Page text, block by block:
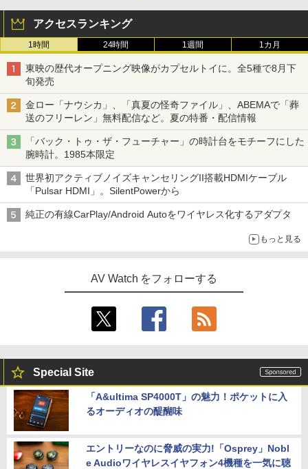
アクセスランキング
1時間 24時間 1週間 1カ月
東映の歴代オープニング映像がカプセルトイに。全5種で8月下
旬発売
金ロー「ナウシカ」、「真夏の怪奇ファイル」、ABEMAで「葬
送のフリーレン」無料配信など。夏の特番・配信情報
「バック・トゥ・ザ・フューチャー」の時計台をモチーフにした
腕時計。1985本限定
世界初アクティブノイズキャンセリングII搭載HDMIケーブル
「Pulsar HDMI」。SilentPowerから
純正の有線CarPlay/Android Autoをワイヤレス化するアダプタ
もっと見る
AV Watch をフォローする
Special Site
「A&ultima SP4000T」の魅力！ポケットに入
るオーディオの醍醐味
エントリーなのに脅威の実力!「Osprey」Nobl
e Audioワイヤレスイヤフォン4機種を一気に聴